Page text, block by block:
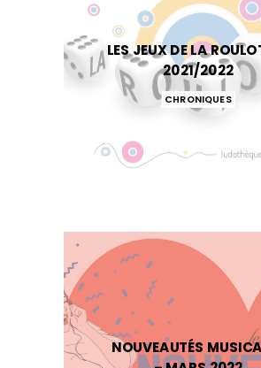
LES JEUX DE LA
2021/2022
CHRONIQUES
NOUVEAUTÉS